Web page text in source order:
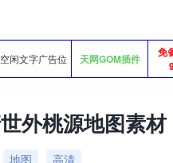
空闲文字广告位 天网GOM插件
免
外桃源地图素材
地图 高清